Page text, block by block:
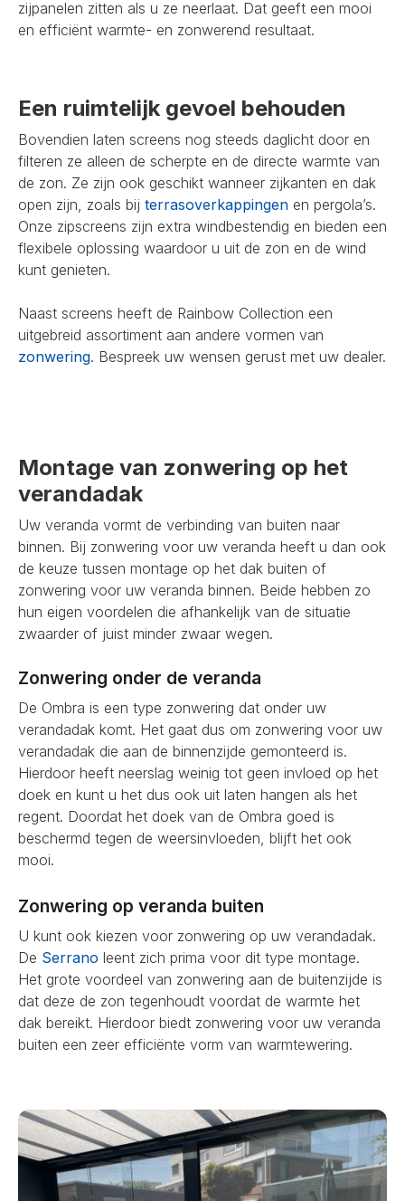
zijpanelen zitten als u ze neerlaat. Dat geeft een mooi
en efficiënt warmte- en zonwerend resultaat.
Een ruimtelijk gevoel behouden
Bovendien laten screens nog steeds daglicht door en
filteren ze alleen de scherpte en de directe warmte van
de zon. Ze zijn ook geschikt wanneer zijkanten en dak
open zijn, zoals bij terrasoverkappingen en pergola’s.
Onze zipscreens zijn extra windbestendig en bieden een
flexibele oplossing waardoor u uit de zon en de wind
kunt genieten.
Naast screens heeft de Rainbow Collection een
uitgebreid assortiment aan andere vormen van
zonwering. Bespreek uw wensen gerust met uw dealer.
Montage van zonwering op het
verandadak
Uw veranda vormt de verbinding van buiten naar
binnen. Bij zonwering voor uw veranda heeft u dan ook
de keuze tussen montage op het dak buiten of
zonwering voor uw veranda binnen. Beide hebben zo
hun eigen voordelen die afhankelijk van de situatie
zwaarder of juist minder zwaar wegen.
Zonwering onder de veranda
De Ombra is een type zonwering dat onder uw
verandadak komt. Het gaat dus om zonwering voor uw
verandadak die aan de binnenzijde gemonteerd is.
Hierdoor heeft neerslag weinig tot geen invloed op het
doek en kunt u het dus ook uit laten hangen als het
regent. Doordat het doek van de Ombra goed is
beschermd tegen de weersinvloeden, blijft het ook
mooi.
Zonwering op veranda buiten
U kunt ook kiezen voor zonwering op uw verandadak.
De Serrano leent zich prima voor dit type montage.
Het grote voordeel van zonwering aan de buitenzijde is
dat deze de zon tegenhoudt voordat de warmte het
dak bereikt. Hierdoor biedt zonwering voor uw veranda
buiten een zeer efficiënte vorm van warmtewering.